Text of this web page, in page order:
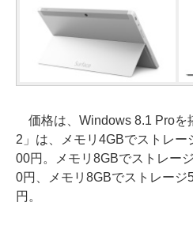
価格は、Windows 8.1 Proを
2」は、メモリ4GBでストレ
00円。メモリ8GBでストレー
0円、メモリ8GBでストレー
円。